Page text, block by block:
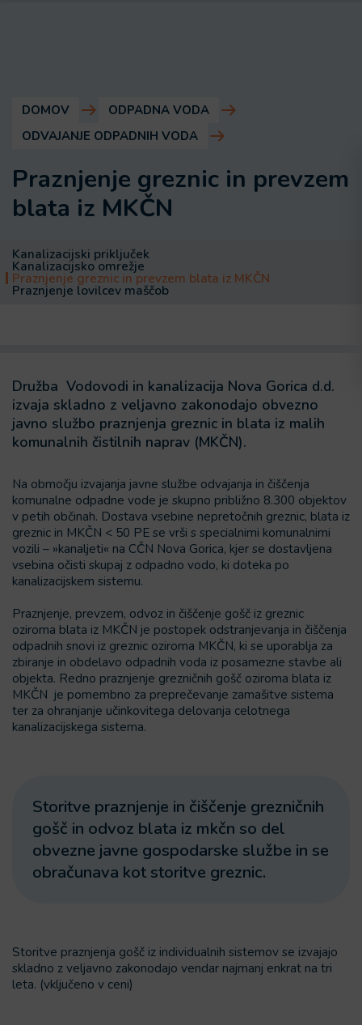
DOMOV
ODPADNA VODA
ODVAJANJE ODPADNIH VODA
Praznjenje greznic in prevzem
blata iz MKČN
Kanalizacijski priključek
Kanalizacijsko omrežje
Praznjenje greznic in prevzem blata iz MKČN
Praznjenje lovilcev maščob
Družba Vodovodi in kanalizacija Nova Gorica d.d.
izvaja skladno z veljavno zakonodajo obvezno
javno službo praznjenja greznic in blata iz malih
komunalnih čistilnih naprav (MKČN).
Na območju izvajanja javne službe odvajanja in čiščenja
komunalne odpadne vode je skupno približno 8.300 objektov
v petih občinah. Dostava vsebine nepretočnih greznic, blata iz
greznic in MKČN < 50 PE se vrši s specialnimi komunalnimi
vozili – »kanaljeti« na CČN Nova Gorica, kjer se dostavljena
vsebina očisti skupaj z odpadno vodo, ki doteka po
kanalizacijskem sistemu.
Praznjenje, prevzem, odvoz in čiščenje gošč iz greznic
oziroma blata iz MKČN je postopek odstranjevanja in čiščenja
odpadnih snovi iz greznic oziroma MKČN, ki se uporablja za
zbiranje in obdelavo odpadnih voda iz posamezne stavbe ali
objekta. Redno praznjenje grezničnih gošč oziroma blata iz
MKČN je pomembno za preprečevanje zamašitve sistema
ter za ohranjanje učinkovitega delovanja celotnega
kanalizacijskega sistema.
Storitve praznjenje in čiščenje grezničnih
gošč in odvoz blata iz mkčn so del
obvezne javne gospodarske službe in se
obračunava kot storitve greznic.
Storitve praznjenja gošč iz individualnih sistemov se izvajajo
skladno z veljavno zakonodajo vendar najmanj enkrat na tri
leta. (vključeno v ceni)